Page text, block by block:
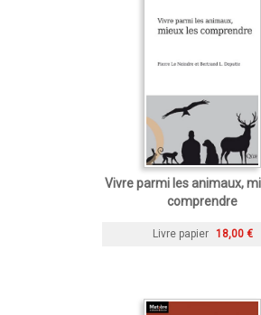
Vivre parmi les animaux,
comprendre
Livre papier 18,00 €